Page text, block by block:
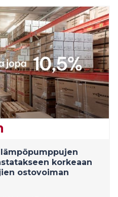
korkeaan
ostovoiman